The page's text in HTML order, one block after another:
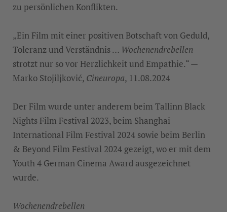
zu persönlichen Konflikten.
„Ein Film mit einer positiven Botschaft von Geduld,
Toleranz und Verständnis … Wochenendrebellen
strotzt nur so vor Herzlichkeit und Empathie.“ —
Marko Stojiljković, Cineuropa, 11.08.2024
Der Film wurde unter anderem beim Tallinn Black
Nights Film Festival 2023, beim Shanghai
International Film Festival 2024 sowie beim Berlin
& Beyond Film Festival 2024 gezeigt, wo er mit dem
Youth 4 German Cinema Award ausgezeichnet
wurde.
Wochenendrebellen